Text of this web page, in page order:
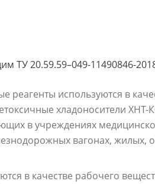
ТУ 20.59.59–049-11490846-
используются в
хладоносители ХНТ-
в учреждениях
вагонах, жилых,
в качестве рабочего